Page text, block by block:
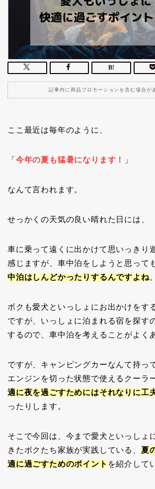
記事内に商品プロモーションを含む場合が
ここ最近は毎年のように、
「 今年の夏も猛暑になります ！ 」
なんて言われます。
せっかくの天気の良い晴れた日には、
車に乗って遠くに出かけて思いっきり
感じますが、車中泊をしようと思って
中泊はしんどかったりするんですよね。
ボクも愛犬といっしょにお出かけをす
ですが、いっしょに泊まれる宿を探す
するので、車中泊を考えることがよく
ですが、キャンピングカーなんて持っ
エンジンを切った状態で使えるクーラ
適に夜を過ごすためにはそれなりに工
ったりします。
そこで今回は、今まで愛犬といっしょ
きたボクたち家族が実践している、 夏
適に過ごすためのポイント を紹介して